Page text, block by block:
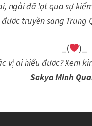
ngài đã lọt qua sự
truyền sang
_(
)_
vị ai hiểu được?Xem
Sakya Minh